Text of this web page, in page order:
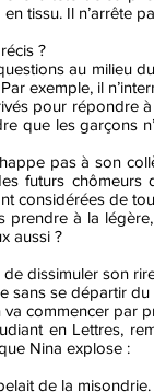
tissu. Il n’arrête
?
au milieu
exemple, il
pour répondre
que les garçons
pas à son
futurs
considérées de
prendre à la
aussi ?
dissimuler son
sans se départir
commencer par
en Lettres,
Nina explose :
de la misondrie.